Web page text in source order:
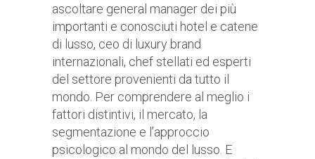
ascoltare general manager dei più
importanti e conosciuti hotel e catene
di lusso, ceo di luxury brand
internazionali, chef stellati ed esperti
del settore provenienti da tutto il
mondo. Per comprendere al meglio i
fattori distintivi, il mercato, la
segmentazione e l’approccio
psicologico al mondo del lusso. E